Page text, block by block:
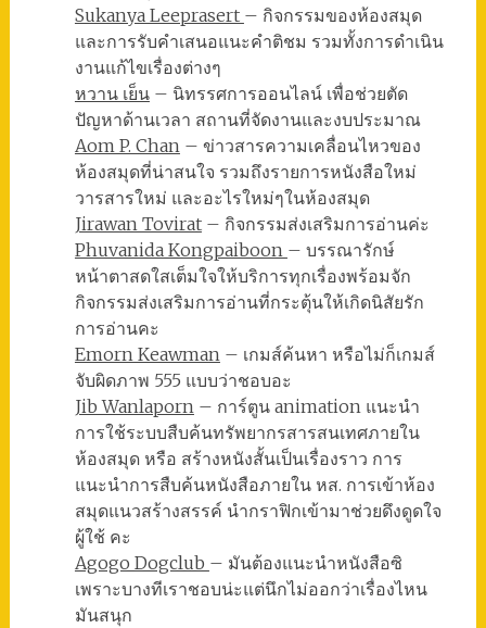
Sukanya Leeprasert – กิจกรรมของห้องสมุด
และการรับคำเสนอแนะคำติชม รวมทั้งการดำเนิน
งานแก้ไขเรื่องต่างๆ
หวาน เย็น– นิทรรศการออนไลน์ เพื่อช่วยตัด
ปัญหาด้านเวลา สถานที่จัดงานและงบประมาณ
Aom P. Chan – ข่าวสารความเคลื่อนไหวของ
ห้องสมุดที่น่าสนใจ รวมถึงรายการหนังสือใหม่
วารสารใหม่ และอะไรใหม่ๆในห้องสมุด
Jirawan Tovirat– กิจกรรมส่งเสริมการอ่านค่ะ
Phuvanida Kongpaiboon – บรรณารักษ์
หน้าตาสดใสเต็มใจให้บริการทุกเรื่องพร้อมจัก
กิจกรรมส่งเสริมการอ่านที่กระตุ้นให้เกิดนิสัยรัก
การอ่านคะ
Emorn Keawman – เกมส์ค้นหา หรือไม่ก็เกมส์
จับผิดภาพ 555 แบบว่าชอบอะ
Jib Wanlaporn – การ์ตูน animation แนะนำ
การใช้ระบบสืบค้นทรัพยากรสารสนเทศภายใน
ห้องสมุด หรือ สร้างหนังสั้นเป็นเรื่องราว การ
แนะนำการสืบค้นหนังสือภายใน หส. การเข้าห้อง
สมุดแนวสร้างสรรค์ นำกราฟิกเข้ามาช่วยดึงดูดใจ
ผู้ใช้ คะ
Agogo Dogclub – มันต้องแนะนำหนังสือซิ
เพราะบางทีเราชอบน่ะแต่นึกไม่ออกว่าเรื่องไหน
มันสนุก